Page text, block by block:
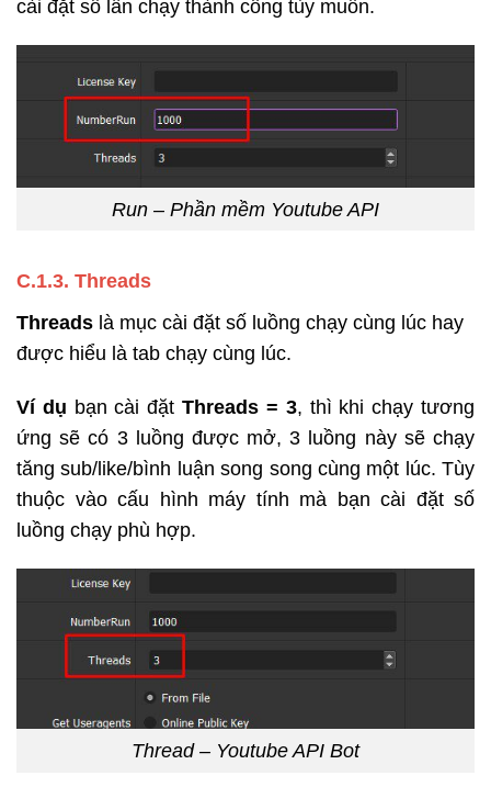
cài đặt số lần chạy thành công tùy muốn.
Run – Phần mềm Youtube API
C.1.3. Threads
Threads là mục cài đặt số luồng chạy cùng lúc hay
được hiểu là tab chạy cùng lúc.
Ví dụ bạn cài đặtThreads = 3, thì khi chạy tương
ứng sẽ có 3 luồng được mở, 3 luồng này sẽ chạy
tăng sub/like/bình luận song song cùng một lúc. Tùy
thuộc vào cấu hình máy tính mà bạn cài đặt số
luồng chạy phù hợp.
Thread – Youtube API Bot